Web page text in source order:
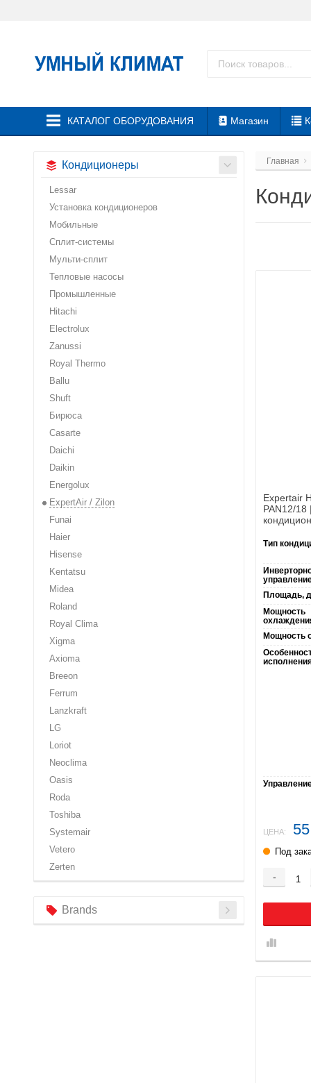
КАТАЛОГ ОБОРУДОВАНИЯ Магазин
Кондиционеры
Lessar
Установка кондиционеров
Мобильные
Сплит-системы
Мульти-сплит
Тепловые насосы
Промышленные
Hitachi
Electrolux
Zanussi
Royal Thermo
Ballu
Shuft
Бирюса
Casarte
Daichi
Daikin
Energolux
ExpertAir / Zilon
Funai
Haier
Hisense
Kentatsu
Midea
Roland
Royal Clima
Xigma
Axioma
Breeon
Ferrum
Lanzkraft
LG
Loriot
Neoclima
Oasis
Roda
Toshiba
Systemair
Vetero
Zerten
Brands
Главная
Expertair
PAN12/18
Тип
Площадь,
Мощность
Мощность
ЦЕНА:
Под
-